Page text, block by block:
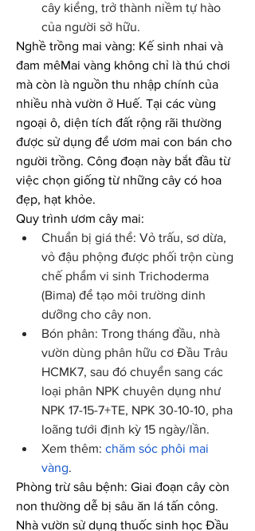
cây kiểng, trở thành niềm tự hào
của người sở hữu.
Nghề trồng mai vàng: Kế sinh nhai và
đam mêMai vàng không chỉ là thú chơi
mà còn là nguồn thu nhập chính của
nhiều nhà vườn ở Huế. Tại các vùng
ngoại ô, diện tích đất rộng rãi thường
được sử dụng để ươm mai con bán cho
người trồng. Công đoạn này bắt đầu từ
việc chọn giống từ những cây có hoa
đẹp, hạt khỏe.
Quy trình ươm cây mai:
Chuẩn bị giá thể: Vỏ trấu, sơ dừa,
vỏ đậu phộng được phối trộn cùng
chế phẩm vi sinh Trichoderma
(Bima) để tạo môi trường dinh
dưỡng cho cây non.
Bón phân: Trong tháng đầu, nhà
vườn dùng phân hữu cơ Đầu Trâu
HCMK7, sau đó chuyển sang các
loại phân NPK chuyên dụng như
NPK 17-15-7+TE, NPK 30-10-10, pha
loãng tưới định kỳ 15 ngày/lần.
Xem thêm: chăm sóc phôi mai
vàng.
Phòng trừ sâu bệnh: Giai đoạn cây còn
non thường dễ bị sâu ăn lá tấn công.
Nhà vườn sử dụng thuốc sinh học Đầu